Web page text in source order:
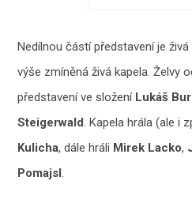
Nedílnou částí představení je
výše zmíněná živá kapela. Želvy
představení ve složení Lukáš
Steigerwald . Kapela hrála (ale i
Kulicha, dále hráli Mirek Lacko,
Pomajsl